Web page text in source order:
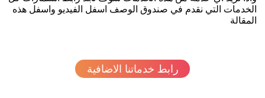
التي نقدم في صندوق الوصف اسفل الفيديو واسفل هذه
رابط خدماتنا الاضافية